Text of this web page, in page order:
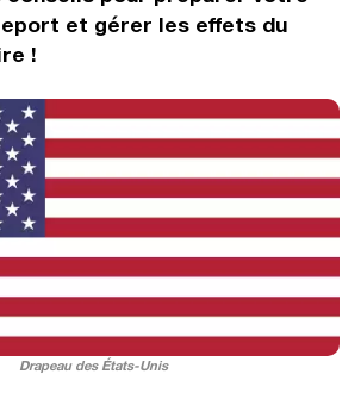
et gérer les effets du
!
Drapeau des États-Unis